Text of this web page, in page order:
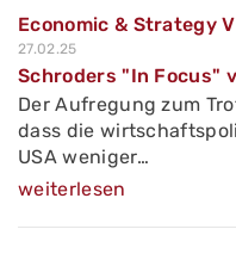
Economic & Strategy
27.02.25
Schroders "In Focus"
Der Aufregung zum
dass die
USA weniger…
weiterlesen